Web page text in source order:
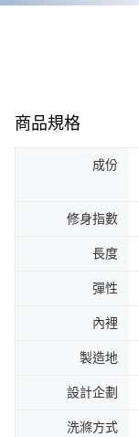
商品規格
成份
修身指數
長度
彈性
內裡
製造地
設計企劃
洗滌方式